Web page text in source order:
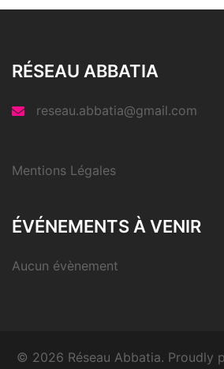
RÉSEAU ABBATIA
reseau.abbatia@gmail.com
Mentions Légales
ÉVÉNEMENTS À VENIR
Aucun évènement
© 2026 Réseau Abbatia. Proudly